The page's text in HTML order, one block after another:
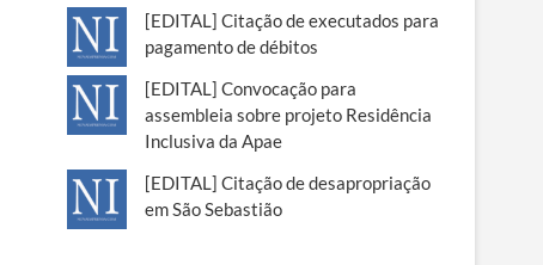
[EDITAL] Citação de executados para
pagamento de débitos
[EDITAL] Convocação para
assembleia sobre projeto Residência
Inclusiva da Apae
[EDITAL] Citação de desapropriação
em São Sebastião